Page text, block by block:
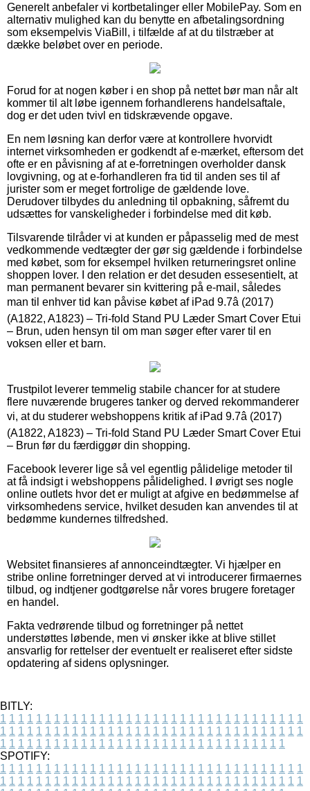
Generelt anbefaler vi kortbetalinger eller MobilePay. Som en
alternativ mulighed kan du benytte en afbetalingsordning
som eksempelvis ViaBill, i tilfælde af at du tilstræber at
dække beløbet over en periode.
Forud for at nogen køber i en shop på nettet bør man når alt
kommer til alt løbe igennem forhandlerens handelsaftale,
dog er det uden tvivl en tidskrævende opgave.
En nem løsning kan derfor være at kontrollere hvorvidt
internet virksomheden er godkendt af e-mærket, eftersom det
ofte er en påvisning af at e-forretningen overholder dansk
lovgivning, og at e-forhandleren fra tid til anden ses til af
jurister som er meget fortrolige de gældende love.
Derudover tilbydes du anledning til opbakning, såfremt du
udsættes for vanskeligheder i forbindelse med dit køb.
Tilsvarende tilråder vi at kunden er påpasselig med de mest
vedkommende vedtægter der gør sig gældende i forbindelse
med købet, som for eksempel hvilken returneringsret online
shoppen lover. I den relation er det desuden essesentielt, at
man permanent bevarer sin kvittering på e-mail, således
man til enhver tid kan påvise købet af iPad 9.7â (2017)
(A1822, A1823) – Tri-fold Stand PU Læder Smart Cover Etui
– Brun, uden hensyn til om man søger efter varer til en
voksen eller et barn.
Trustpilot leverer temmelig stabile chancer for at studere
flere nuværende brugeres tanker og derved rekommanderer
vi, at du studerer webshoppens kritik af iPad 9.7â (2017)
(A1822, A1823) – Tri-fold Stand PU Læder Smart Cover Etui
– Brun før du færdiggør din shopping.
Facebook leverer lige så vel egentlig pålidelige metoder til
at få indsigt i webshoppens pålidelighed. I øvrigt ses nogle
online outlets hvor det er muligt at afgive en bedømmelse af
virksomhedens service, hvilket desuden kan anvendes til at
bedømme kundernes tilfredshed.
Websitet finansieres af annonceindtægter. Vi hjælper en
stribe online forretninger derved at vi introducerer firmaernes
tilbud, og indtjener godtgørelse når vores brugere foretager
en handel.
Fakta vedrørende tilbud og forretninger på nettet
understøttes løbende, men vi ønsker ikke at blive stillet
ansvarlig for rettelser der eventuelt er realiseret efter sidste
opdatering af sidens oplysninger.
BITLY:
1 1 1 1 1 1 1 1 1 1 1 1 1 1 1 1 1 1 1 1 1 1 1 1 1 1 1 1 1 1 1 1 1 1
1 1 1 1 1 1 1 1 1 1 1 1 1 1 1 1 1 1 1 1 1 1 1 1 1 1 1 1 1 1 1 1 1 1
1 1 1 1 1 1 1 1 1 1 1 1 1 1 1 1 1 1 1 1 1 1 1 1 1 1 1 1 1 1 1 1
SPOTIFY:
1 1 1 1 1 1 1 1 1 1 1 1 1 1 1 1 1 1 1 1 1 1 1 1 1 1 1 1 1 1 1 1 1 1
1 1 1 1 1 1 1 1 1 1 1 1 1 1 1 1 1 1 1 1 1 1 1 1 1 1 1 1 1 1 1 1 1 1